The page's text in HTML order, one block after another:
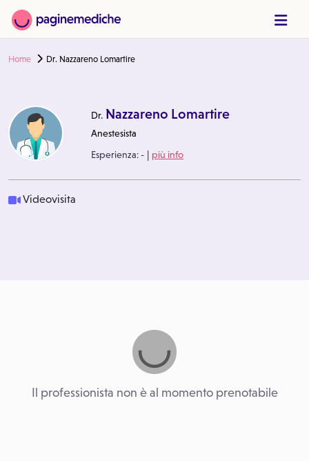
Home Dr. Nazzareno Lomartire
Dr. Nazzareno Lomartire
Anestesista
Esperienza:- | più info
Videovisita
Il professionista non è al momento prenotabile